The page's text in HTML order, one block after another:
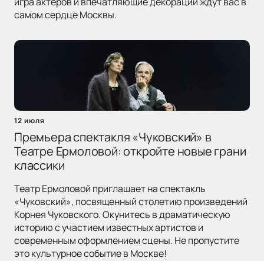
самом сердце Москвы.
12 июля
Премьера спектакля «Чуковский» в
Театре Ермоловой: откройте новые грани
классики
Театр Ермоловой приглашает на спектакль
«Чуковский», посвященный столетию произведений
Корнея Чуковского. Окунитесь в драматическую
историю с участием известных артистов и
современным оформлением сцены. Не пропустите
это культурное событие в Москве!